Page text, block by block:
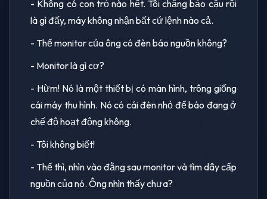
- Không có con trỏ nào hết. Tôi chẳng bảo cậu rồi
là gì đấy, máy không nhận bất cứ lệnh nào cả.
- Thế monitor của ông có đèn báo nguồn không?
- Monitor là gì cơ?
- Hừm! Nó là một thiết bị có màn hình, trông giống
cái máy thu hình. Nó có cái đèn nhỏ để báo đang ở
chế độ hoạt động không.
- Tôi không biết!
- Thế thì, nhìn vào đằng sau monitor và tìm dây cấp
nguồn của nó. Ông nhìn thấy chưa?